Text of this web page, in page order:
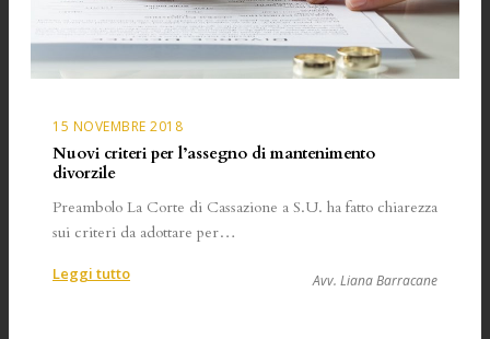
15 NOVEMBRE 2018
Nuovi criteri per l’assegno di mantenimento
divorzile
Preambolo La Corte di Cassazione a S.U. ha fatto chiarezza
sui criteri da adottare per…
Leggi tutto:
Avv. Liana Barracane